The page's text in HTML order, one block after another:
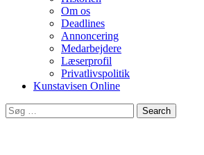
Om os
Deadlines
Annoncering
Medarbejdere
Læserprofil
Privatlivspolitik
Kunstavisen Online
Search
for: